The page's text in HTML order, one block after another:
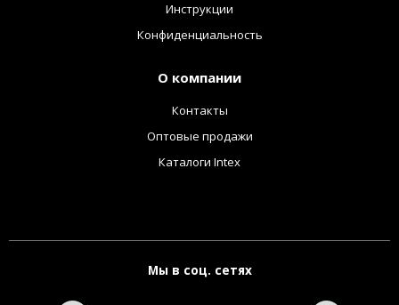
Инструкции
Конфиденциальность
О компании
Контакты
Оптовые продажи
Каталоги Intex
Мы в соц. сетях